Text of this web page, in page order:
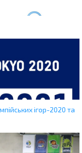
ігор-2020 та